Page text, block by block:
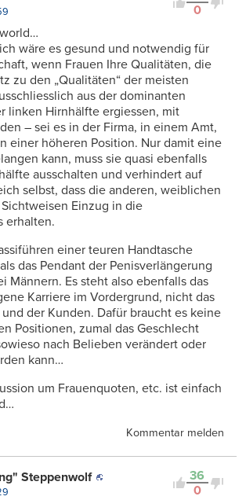
0
wäre es gesund und notwendig für
wenn Frauen Ihre Qualitäten, die
zu den „Qualitäten“ der meisten
aus der dominanten
linken Hirnhälfte ergiessen, mit
– sei es in der Firma, in einem Amt,
einer höheren Position. Nur damit eine
kann, muss sie quasi ebenfalls
ausschalten und verhindert auf
selbst, dass die anderen, weiblichen
Einzug in die
erhalten.
einer teuren Handtasche
das Pendant der Penisverlängerung
Männern. Es steht also ebenfalls das
Karriere im Vordergrund, nicht das
der Kunden. Dafür braucht es keine
Positionen, zumal das Geschlecht
nach Belieben verändert oder
kann…
um Frauenquoten, etc. ist einfach
Kommentar melden
36
0
Steppenwolf